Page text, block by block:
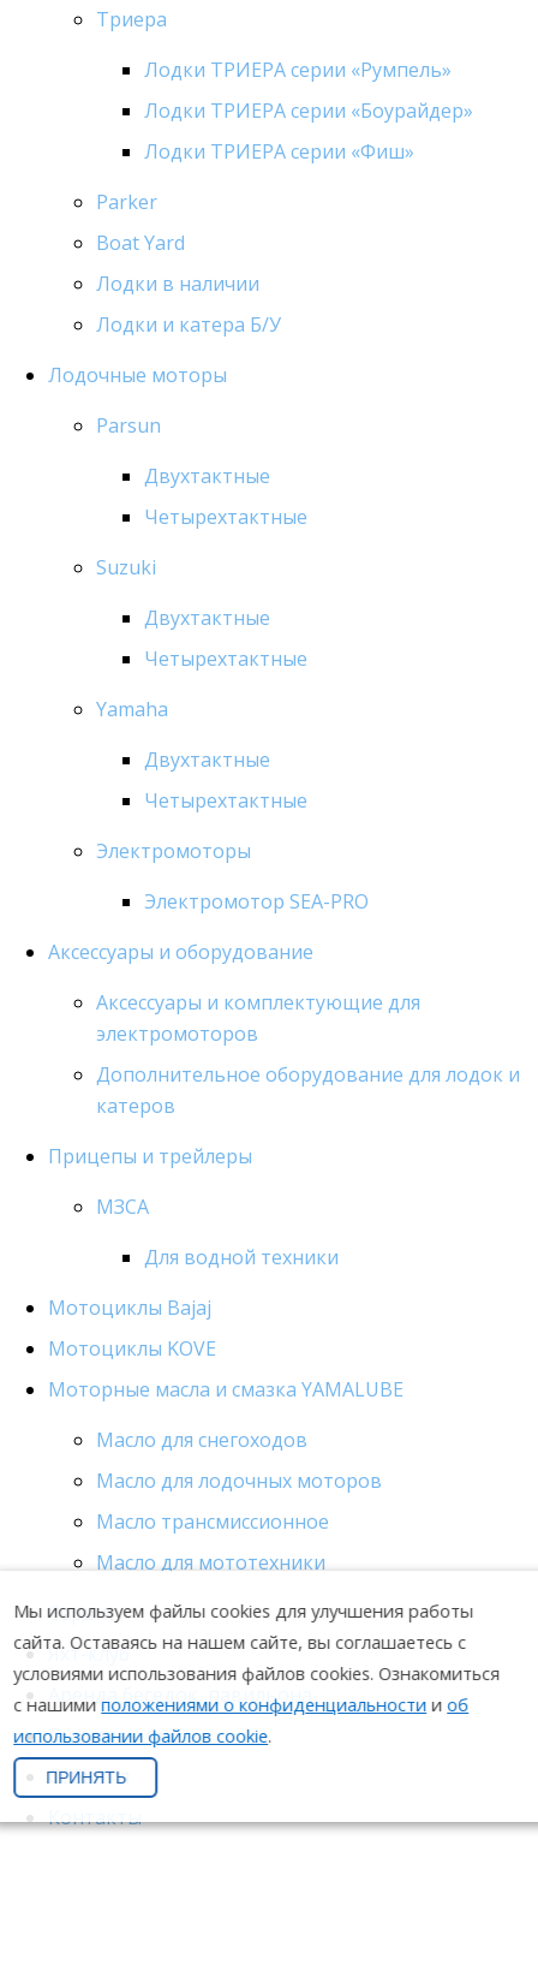
Триера
Лодки ТРИЕРА серии «Румпель»
Лодки ТРИЕРА серии «Боурайдер»
Лодки ТРИЕРА серии «Фиш»
Parker
Boat Yard
Лодки в наличии
Лодки и катера Б/У
Лодочные моторы
Parsun
Двухтактные
Четырехтактные
Suzuki
Двухтактные
Четырехтактные
Yamaha
Двухтактные
Четырехтактные
Электромоторы
Электромотор SEA-PRO
Аксессуары и оборудование
Аксессуары и комплектующие для
электромоторов
Дополнительное оборудование для лодок и
катеров
Прицепы и трейлеры
МЗСА
Для водной техники
Мотоциклы Bajaj
Мотоциклы KOVE
Моторные масла и смазка YAMALUBE
Масло для снегоходов
Масло для лодочных моторов
Масло трансмиссионное
Масло для мототехники
Сервис
Яхт-клуб
Аренда беседок, павильона
О компании
События
Контакты
Мы используем файлы cookies для улучшения работы
сайта. Оставаясь на нашем сайте, вы соглашаетесь с
условиями использования файлов cookies. Ознакомиться
с нашимиположениями о конфиденциальности иоб
использовании файлов cookie.
ПРИНЯТЬ